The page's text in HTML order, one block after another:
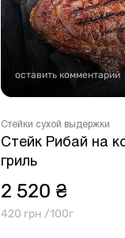
оставить комментарий
Стейки сухой выдержки
Стейк Рибай на
гриль
2 520 ₴
420 грн /100г